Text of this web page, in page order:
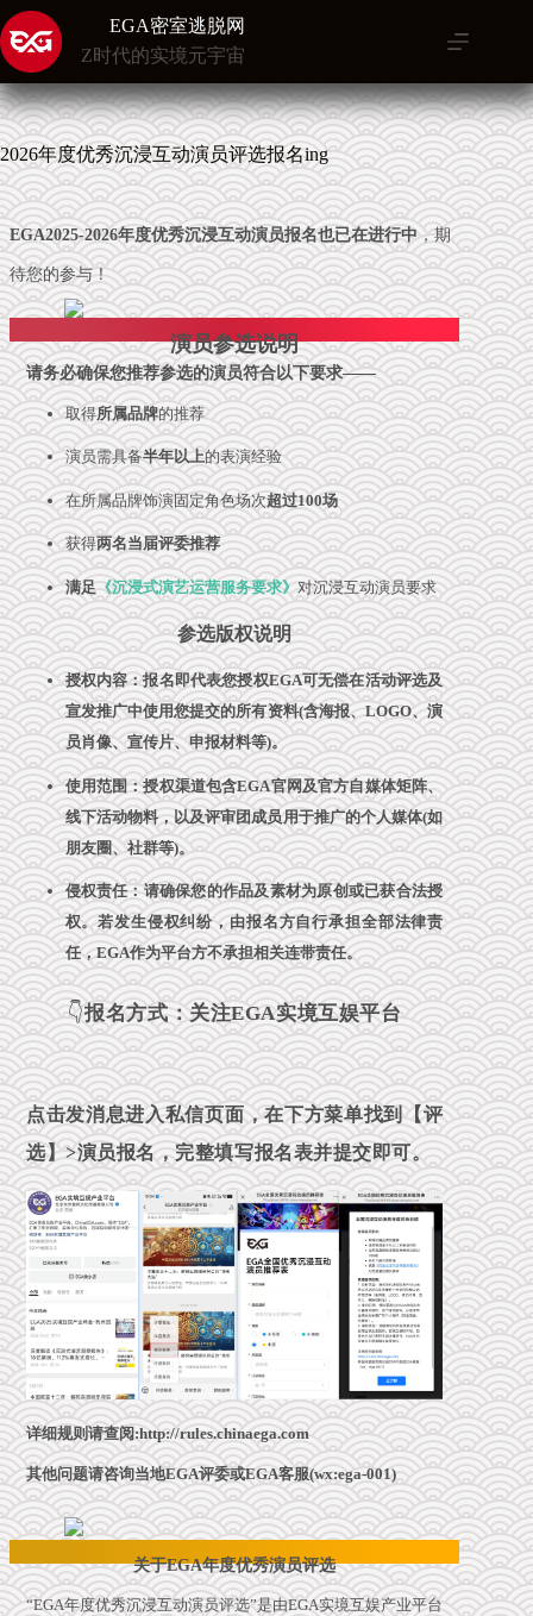
跳
至
内
容
EGA密室逃脱网
Z时代的实境元宇宙
2026年度优秀沉浸互动演员评选报名ing
EGA2025-2026年度优秀沉浸互动演员报名也已在进行中，期
待您的参与！
演员参选说明
请务必确保您推荐参选的演员符合以下要求——
取得所属品牌的推荐
演员需具备半年以上的表演经验
在所属品牌饰演固定角色场次超过100场
获得两名当届评委推荐
满足《沉浸式演艺运营服务要求》对沉浸互动演员要求
参选版权说明
授权内容：报名即代表您授权EGA可无偿在活动评选及
宣发推广中使用您提交的所有资料(含海报、LOGO、演
员肖像、宣传片、申报材料等)。
使用范围：授权渠道包含EGA官网及官方自媒体矩阵、
线下活动物料，以及评审团成员用于推广的个人媒体(如
朋友圈、社群等)。
侵权责任：请确保您的作品及素材为原创或已获合法授
权。若发生侵权纠纷，由报名方自行承担全部法律责
任，EGA作为平台方不承担相关连带责任。
👇报名方式：关注EGA实境互娱平台
点击发消息进入私信页面，在下方菜单找到【评
选】>演员报名，完整填写报名表并提交即可。
详细规则请查阅:http://rules.chinaega.com
其他问题请咨询当地EGA评委或EGA客服(wx:ega-001)
关于EGA年度优秀演员评选
“EGA年度优秀沉浸互动演员评选”是由EGA实境互娱产业平台